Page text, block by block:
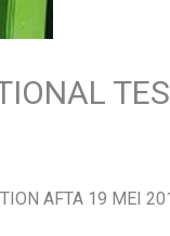
AFTA 19 MEI